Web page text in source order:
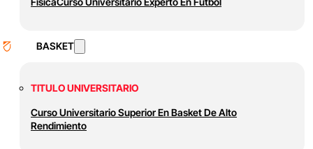
BASKET
TITULO UNIVERSITARIO
Curso Universitario Superior En Basket De Alto
Rendimiento